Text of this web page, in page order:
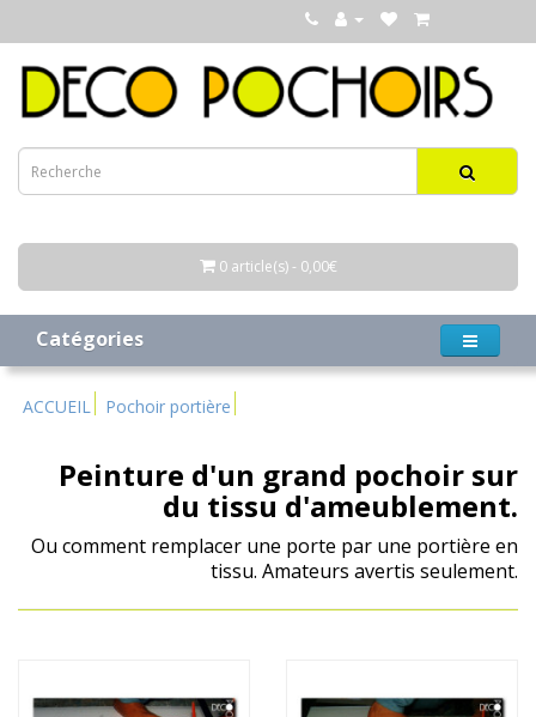
0 article(s) - 0,00€
Catégories
ACCUEIL Pochoir portière
Peinture d'un grand pochoir sur
du tissu d'ameublement.
Ou comment remplacer une porte par une portière en
tissu. Amateurs avertis seulement.